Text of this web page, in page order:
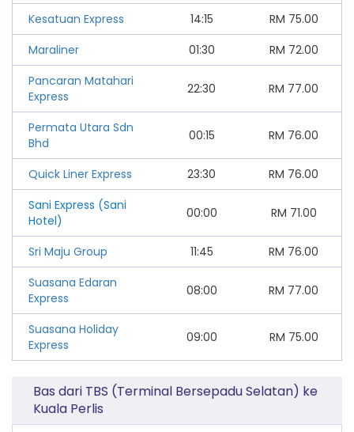
Kesatuan Express 14:15 RM 75.00
Maraliner
01:30 RM 72.00
Pancaran Matahari
Express
22:30 RM 77.00
Permata Utara Sdn
Bhd
00:15 RM 76.00
Quick Liner Express 23:30 RM 76.00
Sani Express (Sani
Hotel)
00:00 RM 71.00
Sri Maju Group 11:45 RM 76.00
Suasana Edaran
Express
08:00 RM 77.00
Suasana Holiday
Express
09:00 RM 75.00
Bas dari TBS (Terminal Bersepadu Selatan) ke
Kuala Perlis